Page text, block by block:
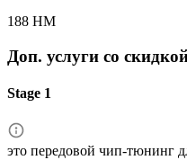
188 HM
Доп. услуги со
Stage 1
это передовой чип-тюнинг